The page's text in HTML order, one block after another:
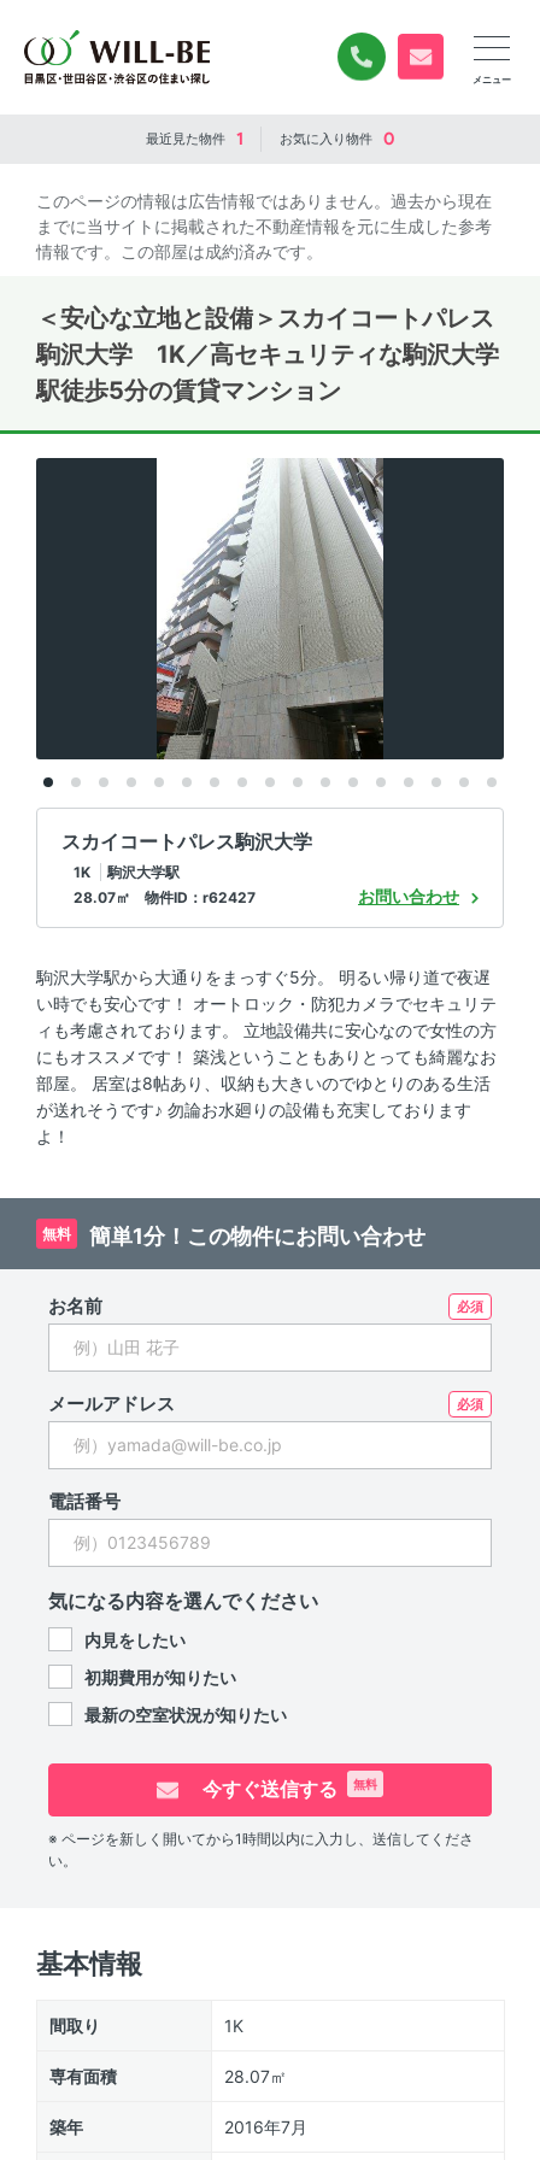
0120-840-834
無料お問い合
最近見た物件 1 お気に入り物件 0
このページの情報は広告情報ではありません。過去から現在
までに当サイトに掲載された不動産情報を元に生成した参考
情報です。この部屋は成約済みです。
＜安心な立地と設備＞スカイコートパレス
駒沢大学 1K／高セキュリティな駒沢大学
駅徒歩5分の賃貸マンション
スカイコートパレス駒沢大学
1K
駒沢大学駅
28.07㎡ 物件ID：r62427
お問い合わせ
駒沢大学駅から大通りをまっすぐ5分。 明るい帰り道で夜遅
い時でも安心です！ オートロック・防犯カメラでセキュリテ
ィも考慮されております。 立地設備共に安心なので女性の方
にもオススメです！ 築浅ということもありとっても綺麗なお
部屋。 居室は8帖あり、収納も大きいのでゆとりのある生活
が送れそうです♪ 勿論お水廻りの設備も充実しております
よ！
無料 簡単1分！この物件にお問い合わせ
お名前
メールアドレス
電話番号
気になる内容を選んでください
内見をしたい
初期費用が知りたい
最新の空室状況が知りたい
今すぐ送信する 無料
※ ページを新しく開いてから1時間以内に入力し、送信してくださ
い。
基本情報
間取り 1K
専有面積 28.07㎡
築年 2016年7月